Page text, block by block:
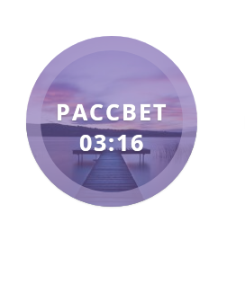
РАССВЕТ
03:16